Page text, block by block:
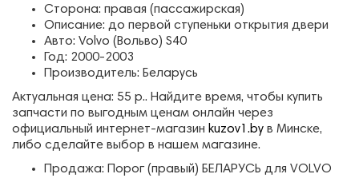
Сторона: правая (пассажирская)
Описание: до первой ступеньки открытия двери
Авто: Volvo (Вольво) S40
Год: 2000-2003
Производитель: Беларусь
Актуальная цена: 55 р.. Найдите время, чтобы купить
запчасти по выгодным ценам онлайн через
официальный интернет-магазин kuzov1.by в Минске,
либо сделайте выбор в нашем магазине.
Продажа: Порог (правый) БЕЛАРУСЬ для VOLVO